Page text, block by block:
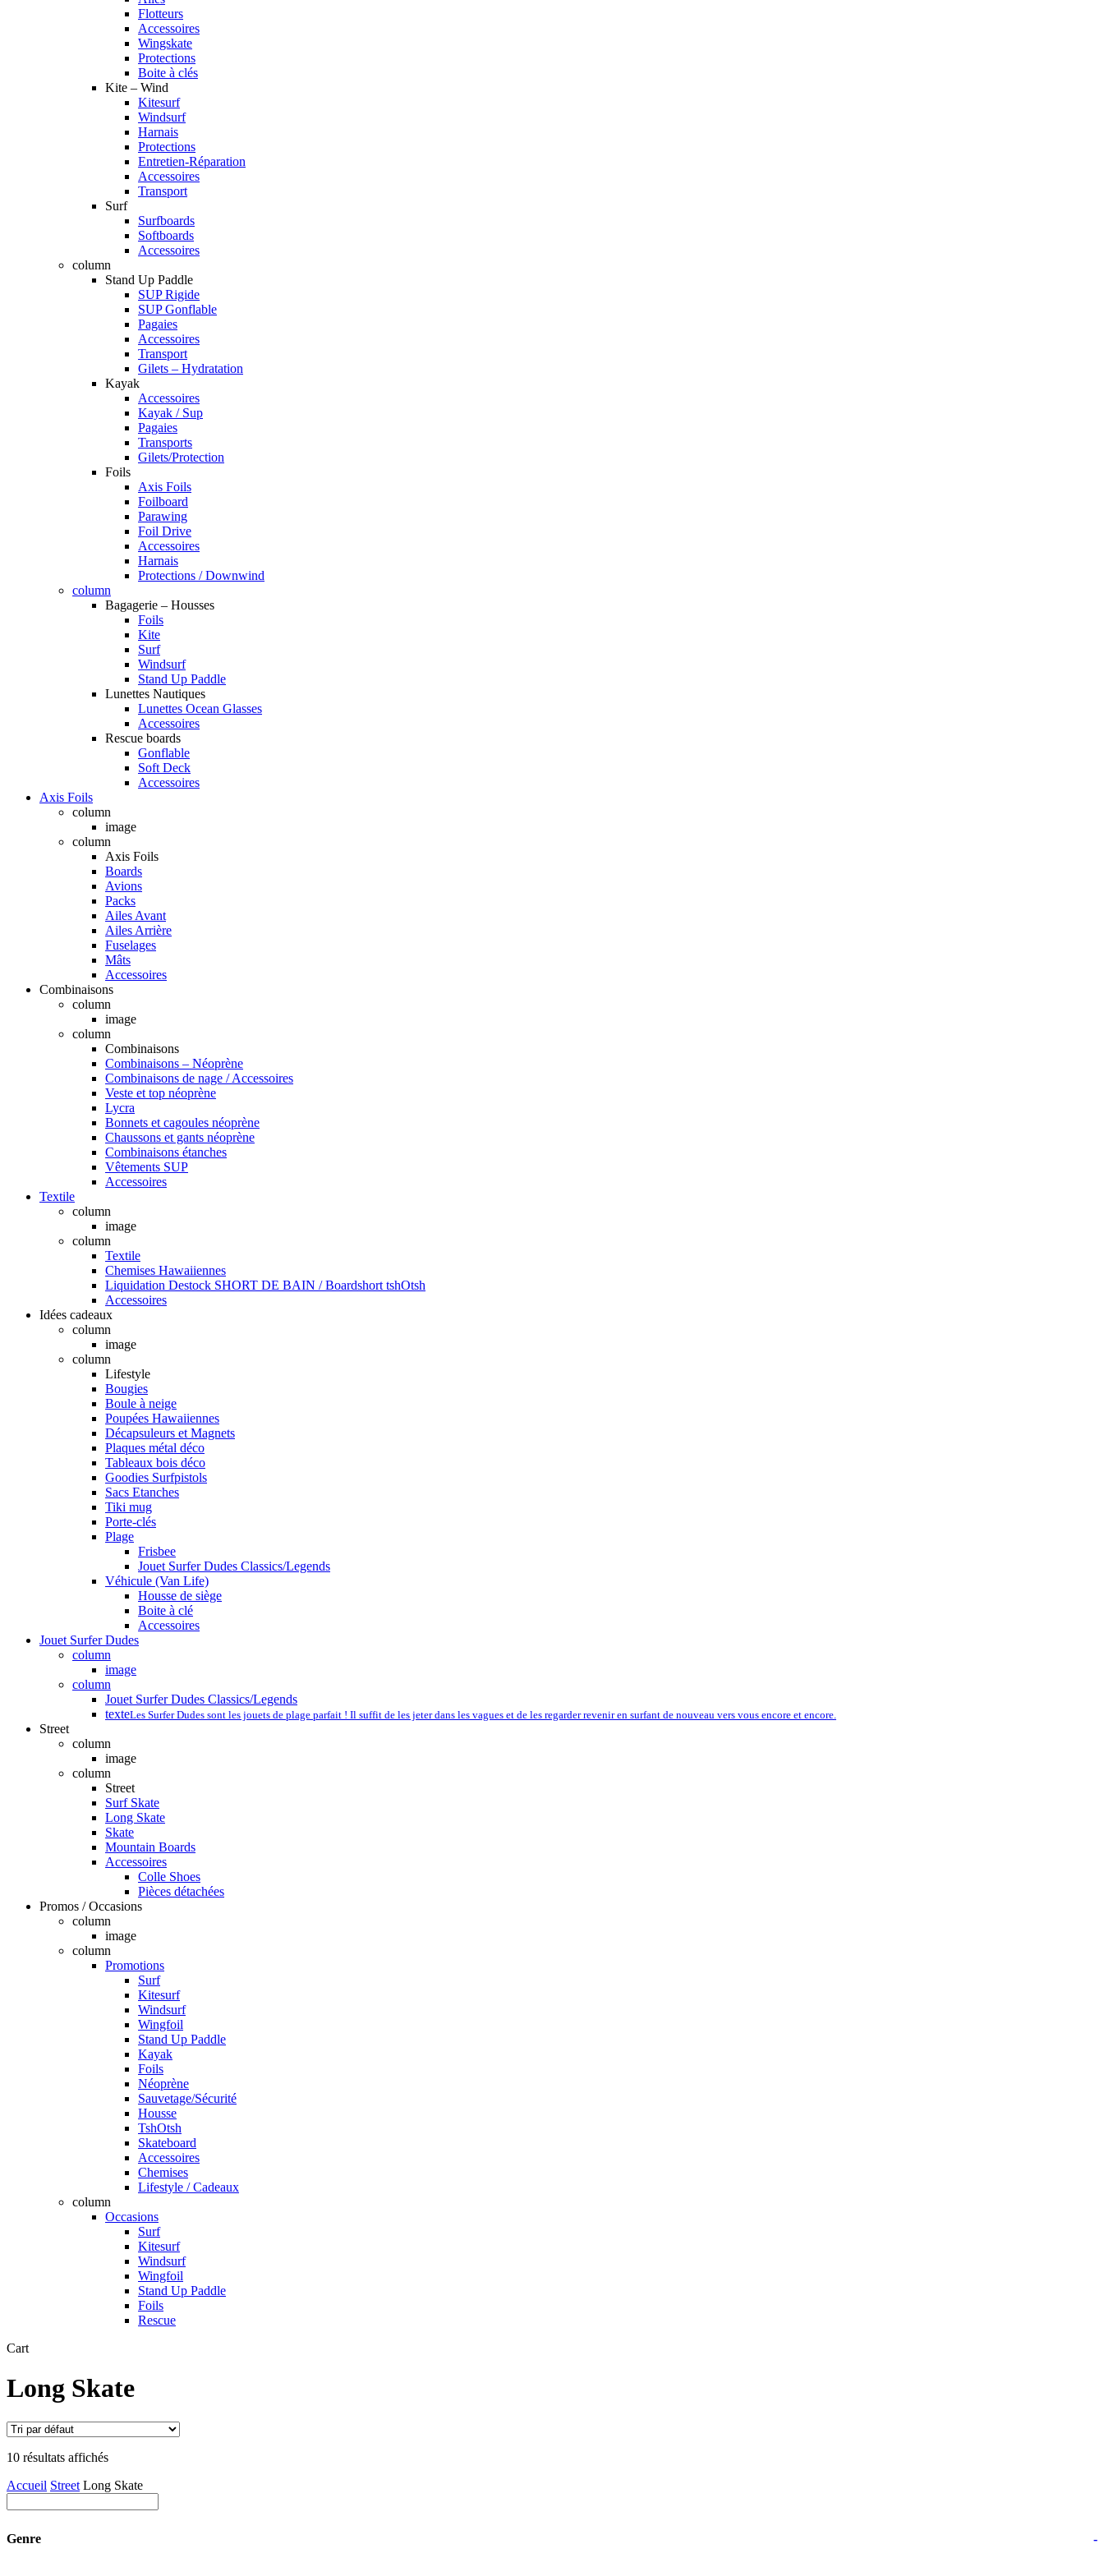
Flotteurs
Accessoires
Wingskate
Protections
Boite à clés
Kite – Wind
Kitesurf
Windsurf
Harnais
Protections
Entretien-Réparation
Accessoires
Transport
Surf
Surfboards
Softboards
Accessoires
column
Stand Up Paddle
SUP Rigide
SUP Gonflable
Pagaies
Accessoires
Transport
Gilets – Hydratation
Kayak
Accessoires
Kayak / Sup
Pagaies
Transports
Gilets/Protection
Foils
Axis Foils
Foilboard
Parawing
Foil Drive
Accessoires
Harnais
Protections / Downwind
column
Bagagerie – Housses
Foils
Kite
Surf
Windsurf
Stand Up Paddle
Lunettes Nautiques
Lunettes Ocean Glasses
Accessoires
Rescue boards
Gonflable
Soft Deck
Accessoires
Axis Foils
column
image
column
Axis Foils
Boards
Avions
Packs
Ailes Avant
Ailes Arrière
Fuselages
Mâts
Accessoires
Combinaisons
column
image
column
Combinaisons
Combinaisons – Néoprène
Combinaisons de nage / Accessoires
Veste et top néoprène
Lycra
Bonnets et cagoules néoprène
Chaussons et gants néoprène
Combinaisons étanches
Vêtements SUP
Accessoires
Textile
column
image
column
Textile
Chemises Hawaiiennes
Liquidation Destock SHORT DE BAIN / Boardshort tshOtsh
Accessoires
Idées cadeaux
column
image
column
Lifestyle
Bougies
Boule à neige
Poupées Hawaiiennes
Décapsuleurs et Magnets
Plaques métal déco
Tableaux bois déco
Goodies Surfpistols
Sacs Etanches
Tiki mug
Porte-clés
Plage
Frisbee
Jouet Surfer Dudes Classics/Legends
Véhicule (Van Life)
Housse de siège
Boite à clé
Accessoires
Jouet Surfer Dudes
column
image
column
Jouet Surfer Dudes Classics/Legends
texteLes Surfer Dudes sont les jouets de plage parfait ! Il suffit de les jeter dans les vagues et de les regarder revenir en surfant de nouveau vers vous encore et encore.
Street
column
image
column
Street
Surf Skate
Long Skate
Skate
Mountain Boards
Accessoires
Colle Shoes
Pièces détachées
Promos / Occasions
column
image
column
Promotions
Surf
Kitesurf
Windsurf
Wingfoil
Stand Up Paddle
Kayak
Foils
Néoprène
Sauvetage/Sécurité
Housse
TshOtsh
Skateboard
Accessoires
Chemises
Lifestyle / Cadeaux
column
Occasions
Surf
Kitesurf
Windsurf
Wingfoil
Stand Up Paddle
Foils
Rescue
CartClose
Long Skate
10 résultats affichés
Accueil Street Long Skate
Genre -